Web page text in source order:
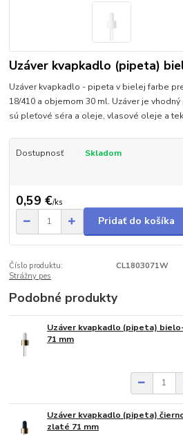
Uzáver kvapkadlo (pipeta)
Uzáver kvapkadlo - pipeta v bielej farbe
18/410 a objemom 30 ml. Uzáver je
sú pleťové séra a oleje, vlasové oleje a
Dostupnosť Skladom
0,59 €/ks
Pridať do košíka
Číslo produktu:
CL1803071W
Strážny pes
Podobné produkty
Uzáver kvapkadlo (pipeta)
71 mm
Uzáver kvapkadlo (pipeta)
zlaté 71 mm